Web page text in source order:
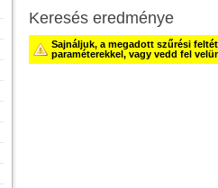
Keresés eredménye
Sajnáljuk, a megadott szűrési
paraméterekkel, vagy vedd fel